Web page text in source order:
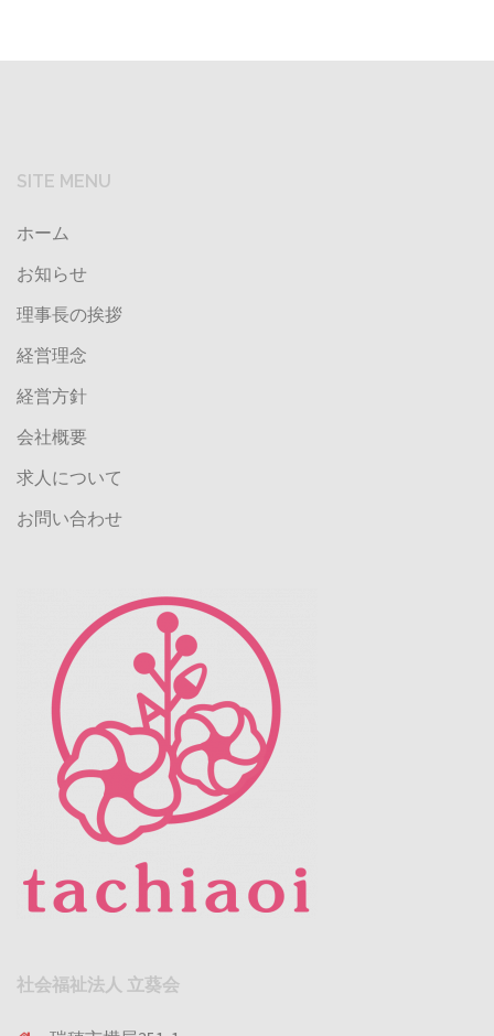
SITE MENU
ホーム
お知らせ
理事長の挨拶
経営理念
経営方針
会社概要
求人について
お問い合わせ
社会福祉法人 立葵会